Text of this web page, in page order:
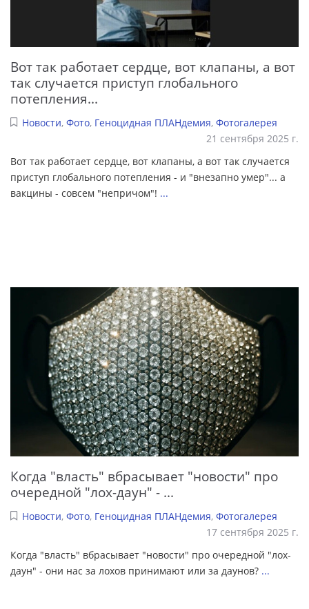
Вот так работает сердце, вот клапаны, а вот
так случается приступ глобального
потепления...
Новости, Фото, Геноцидная ПЛАНдемия, Фотогалерея
21 сентября 2025 г.
Вот так работает сердце, вот клапаны, а вот так случается
приступ глобального потепления - и "внезапно умер"... а
вакцины - совсем "непричом"! ...
Когда "власть" вбрасывает "новости" про
очередной "лох-даун" - ...
Новости, Фото, Геноцидная ПЛАНдемия, Фотогалерея
17 сентября 2025 г.
Когда "власть" вбрасывает "новости" про очередной "лох-
даун" - они нас за лохов принимают или за даунов? ...